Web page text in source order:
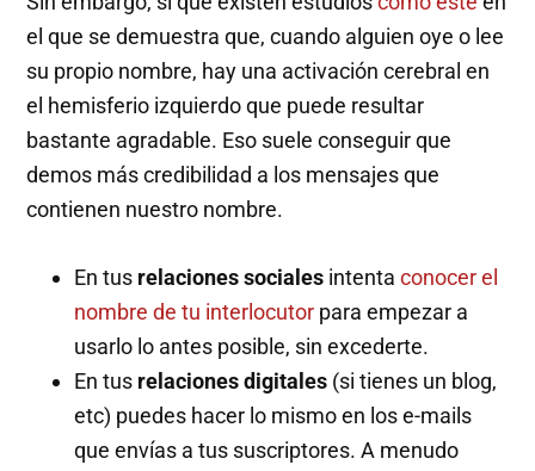
el que se demuestra que, cuando alguien oye o lee
su propio nombre, hay una activación cerebral en
el hemisferio izquierdo que puede resultar
bastante agradable. Eso suele conseguir que
demos más credibilidad a los mensajes que
contienen nuestro nombre.
En tus relaciones sociales intentaconocer el
nombre de tu interlocutor para empezar a
usarlo lo antes posible, sin excederte.
En tus relaciones digitales (si tienes un blog,
etc) puedes hacer lo mismo en los e-mails
que envías a tus suscriptores. A menudo